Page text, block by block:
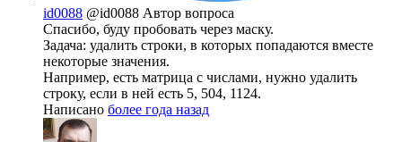
id0088 @id0088 Автор вопроса
Спасибо, буду пробовать через маску.
Задача: удалить строки, в которых попадаются вместе
некоторые значения.
Например, есть матрица с числами, нужно удалить
строку, если в ней есть 5, 504, 1124.
Написано более года назад